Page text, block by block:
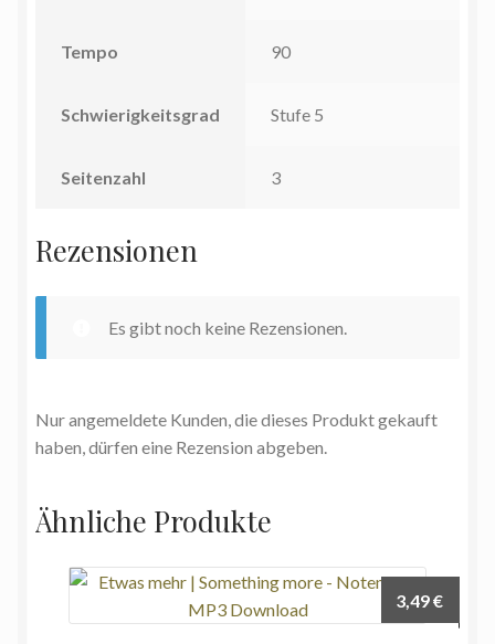
Tempo 90
Schwierigkeitsgrad Stufe 5
Seitenzahl 3
Rezensionen
Es gibt noch keine Rezensionen.
Nur angemeldete Kunden, die dieses Produkt gekauft
haben, dürfen eine Rezension abgeben.
Ähnliche Produkte
3,49€